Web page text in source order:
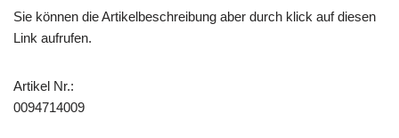
Sie können die Artikelbeschreibung aber durch klick auf diesen
Link aufrufen.
Artikel Nr.:
0094714009